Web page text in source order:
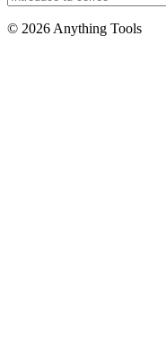
© 2026 Anything Tools